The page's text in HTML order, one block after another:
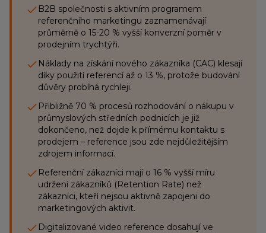
B2B společnosti s aktivním programem
referenčního marketingu zaznamenávají
průměrně o 15-20 % vyšší konverzní poměr v
prodejním trychtýři.
Náklady na získání nového zákazníka (CAC) klesají
díky použití referencí až o 13 %, protože budování
důvěry probíhá rychleji.
Přibližně 70 % procesů rozhodování o nákupu v
průmyslových středních podnicích je již
dokončeno, než dojde k přímému kontaktu s
prodejem – reference jsou zde nejdůležitějším
zdrojem informací.
Referenční zákazníci mají o 16 % vyšší míru
udržení zákazníků (Retention Rate) než
zákazníci, kteří nejsou aktivně zapojeni do
marketingových aktivit.
Digitalizované video reference dosahují ve